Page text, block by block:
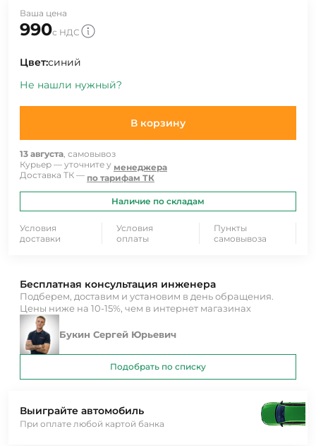
Ваша цена
990с НДС
Цвет:синий
Не нашли нужный?
В корзину
13 августа, самовывоз
Курьер — уточните у менеджера
Доставка ТК — по тарифам ТК
Наличие по складам
Условия
доставки
Условия
оплаты
Пункты
самовывоза
Выиграйте автомобиль
При оплате любой картой банка
Бесплатная консультация инженера
Подберем, доставим и установим в день обращения.
Цены ниже на 10-15%, чем в интернет магазинах
Букин Сергей Юрьевич
Подобрать по списку